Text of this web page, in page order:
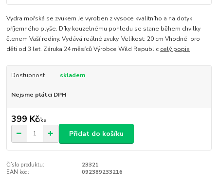
Vydra mořská se zvukem Je vyroben z vysoce kvalitního a na dotyk
příjemného plyše. Díky kouzelnému pohledu se stane během chvilky
členem Vaší rodiny. Vydává reálné zvuky. Velikost: 20 cm Vhodné pro
děti od 3 let. Záruka 24 měsíců Výrobce Wild Republic celý popis
Dostupnost skladem
Nejsme plátci DPH
399 Kč/ks
Přidat do košíku
Číslo produktu:
23321
EAN kód:
092389233216